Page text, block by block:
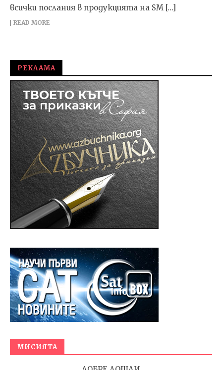
всички послания в продукцията на SM […]
READ MORE
РЕКЛАМА
МИСИЯТА